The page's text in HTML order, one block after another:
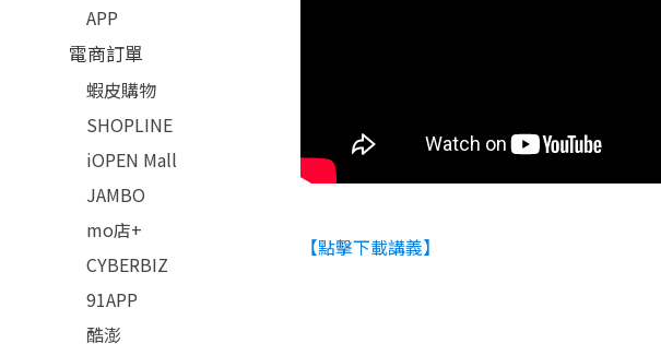
APP
電商訂單
蝦皮購物
SHOPLINE
iOPEN Mall
JAMBO
mo店+
CYBERBIZ
91APP
酷澎
【點擊下載講義】